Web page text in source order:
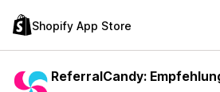
Shopify App Store
ReferralCandy: